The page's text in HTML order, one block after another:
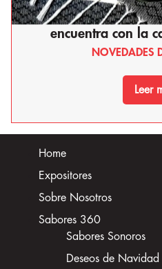
Kasina Café: Donde
encuentra con la
NOVEDADES
Leer
Home
Expositores
Sobre Nosotros
Sabores 360
Sabores Sonoros
Deseos de Navidad